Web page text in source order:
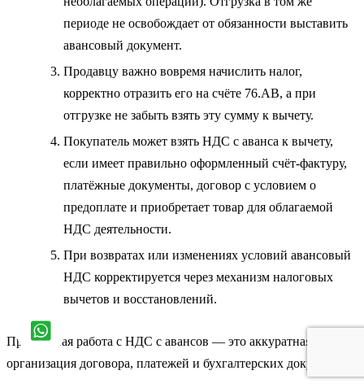
периоде не освобождает от обязанности выставить
авансовый документ.
Продавцу важно вовремя начислить налог,
корректно отразить его на счёте 76.АВ, а при
отгрузке не забыть взять эту сумму к вычету.
Покупатель может взять НДС с аванса к вычету,
если имеет правильно оформленный счёт-фактуру,
платёжные документы, договор с условием о
предоплате и приобретает товар для облагаемой
НДС деятельности.
При возвратах или изменениях условий авансовый
НДС корректируется через механизм налоговых
вычетов и восстановлений.
Правильная работа с НДС с авансов — это аккуратная
организация договора, платежей и бухгалтерских документов.